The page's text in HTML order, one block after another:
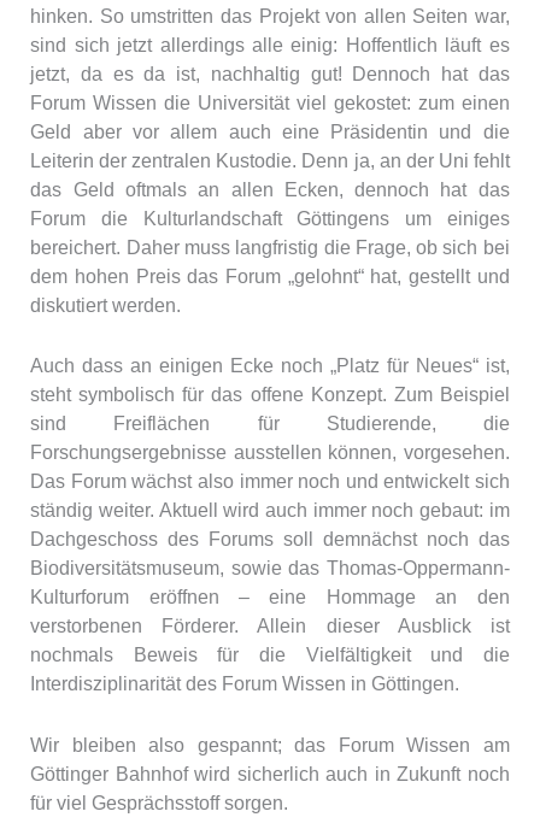
hinken. So umstritten das Projekt von allen Seiten war,
sind sich jetzt allerdings alle einig: Hoffentlich läuft es
jetzt, da es da ist, nachhaltig gut! Dennoch hat das
Forum Wissen die Universität viel gekostet: zum einen
Geld aber vor allem auch eine Präsidentin und die
Leiterin der zentralen Kustodie. Denn ja, an der Uni fehlt
das Geld oftmals an allen Ecken, dennoch hat das
Forum die Kulturlandschaft Göttingens um einiges
bereichert. Daher muss langfristig die Frage, ob sich bei
dem hohen Preis das Forum „gelohnt“ hat, gestellt und
diskutiert werden.
Auch dass an einigen Ecke noch „Platz für Neues“ ist,
steht symbolisch für das offene Konzept. Zum Beispiel
sind Freiflächen für Studierende, die
Forschungsergebnisse ausstellen können, vorgesehen.
Das Forum wächst also immer noch und entwickelt sich
ständig weiter. Aktuell wird auch immer noch gebaut: im
Dachgeschoss des Forums soll demnächst noch das
Biodiversitätsmuseum, sowie das Thomas-Oppermann-
Kulturforum eröffnen – eine Hommage an den
verstorbenen Förderer. Allein dieser Ausblick ist
nochmals Beweis für die Vielfältigkeit und die
Interdisziplinarität des Forum Wissen in Göttingen.
Wir bleiben also gespannt; das Forum Wissen am
Göttinger Bahnhof wird sicherlich auch in Zukunft noch
für viel Gesprächsstoff sorgen.